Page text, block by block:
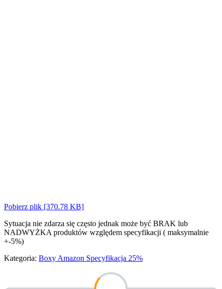
Pobierz plik [370.78 KB]
Sytuacja nie zdarza się często jednak może być BRAK lub
NADWYŻKA produktów względem specyfikacji ( maksymalnie
+-5%)
Kategoria: Boxy Amazon Specyfikacja 25%